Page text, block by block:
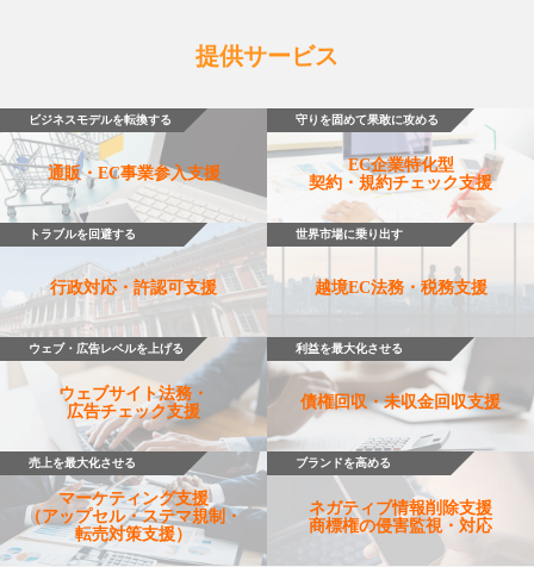
提供サービス
ビジネスモデルを転換する
通販・EC事業参入支援
守りを固めて果敢に攻める
EC企業特化型
契約・規約チェック支援
トラブルを回避する
行政対応・許認可支援
世界市場に乗り出す
越境EC法務・税務支援
ウェブ・広告レベルを上げる
ウェブサイト法務・
広告チェック支援
利益を最大化させる
債権回収・未収金回収支援
売上を最大化させる
マーケティング支援
（アップセル・ステマ規制・
転売対策支援）
ブランドを高める
ネガティブ情報削除支援
商標権の侵害監視・対応